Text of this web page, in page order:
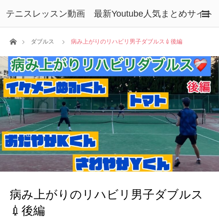
テニスレッスン動画 最新Youtube人気まとめサイト
ホームダブルス 病み上がりのリハビリ男子ダブルス💉後編
病み上がりのリハビリ男子ダブルス
💉後編